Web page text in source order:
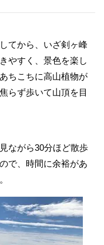
てから、いざ剣ヶ峰
やすく、景色を楽し
ちこちに高山植物が
らず歩いて山頂を目
ながら30分ほど散歩
で、時間に余裕があ